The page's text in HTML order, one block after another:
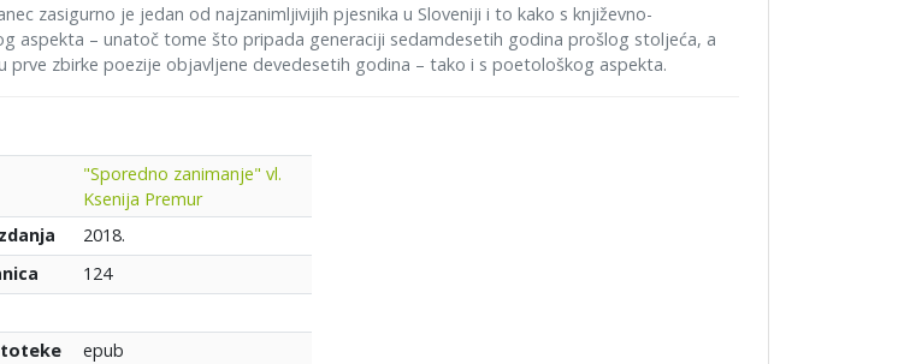
zasigurno je jedan od najzanimljivijih pjesnika u Sloveniji i to kako s književno-
aspekta – unatoč tome što pripada generaciji sedamdesetih godina prošlog stoljeća, a
prve zbirke poezije objavljene devedesetih godina – tako i s poetološkog aspekta.
"Sporedno zanimanje" vl.
Ksenija Premur
2018.
124
epub